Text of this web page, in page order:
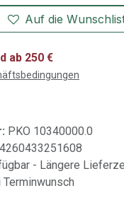
Auf die
ab 250 €
PKO 10340000.0
4260433251608
- Längere